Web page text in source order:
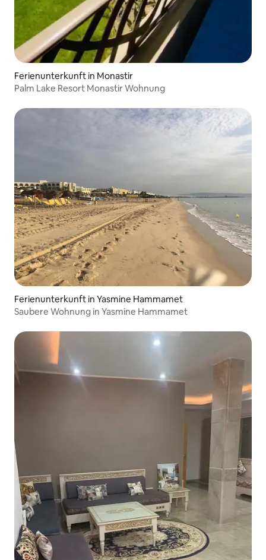
Ferienunterkunft in Monastir
Palm Lake Resort Monastir Wohnung
Ferienunterkunft in Yasmine Hammamet
Saubere Wohnung in Yasmine Hammamet